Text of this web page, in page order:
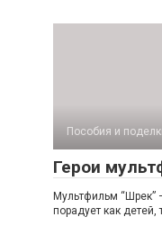
Пособия и
Герои
Мультфильм “Шрек”
порадует как детей,